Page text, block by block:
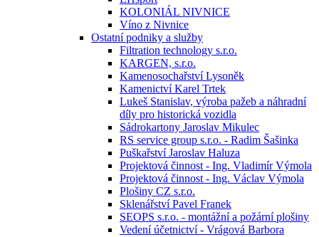
KOLONIÁL NIVNICE
Víno z Nivnice
Ostatní podniky a služby
Filtration technology s.r.o.
KARGEN, s.r.o.
Kamenosochařství Lysoněk
Kamenictví Karel Trtek
Lukeš Stanislav, výroba pažeb a náhradní
díly pro historická vozidla
Sádrokartony Jaroslav Mikulec
RS service group s.r.o. - Radim Šašinka
Puškařství Jaroslav Haluza
Projektová činnost - Ing. Vladimír Výmola
Projektová činnost - Ing. Václav Výmola
Plošiny CZ s.r.o.
Sklenářství Pavel Franek
SEOPS s.r.o. - montážní a požární plošiny
Vedení účetnictví - Vrágová Barbora